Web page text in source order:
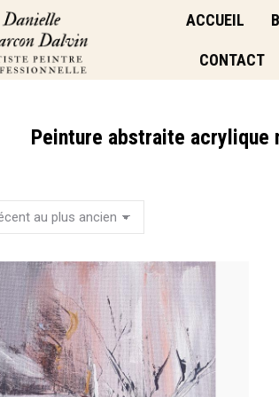
ACCUEIL
CONTACT
Peinture abstraite acrylique